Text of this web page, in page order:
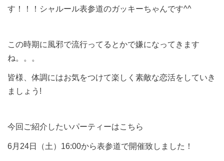
す！！！シャルール表参道のガッキーちゃんです^^
この時期に風邪で流行ってるとかで嫌になってきます
ね。。。
皆様、体調にはお気をつけて楽しく素敵な恋活をしていき
ましょう!
今回ご紹介したいパーティーはこちら
6月24日（土）16:00から表参道で開催致しました！